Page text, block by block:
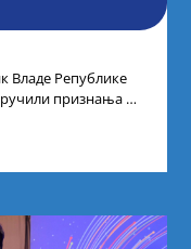
Владе Републике
признања У